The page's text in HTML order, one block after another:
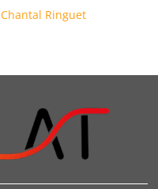
Chantal Ringuet